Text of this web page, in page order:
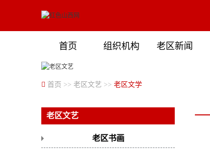
首页 组织机构 老区新闻
首页 >> 老区文艺 >> 老区文学
老区文艺
老区书画